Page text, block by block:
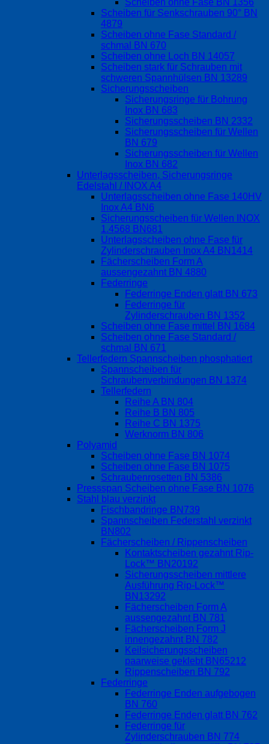
Scheiben für Senkschrauben 90° BN
4879
Scheiben ohne Fase Standard /
schmal BN 670
Scheiben ohne Loch BN 14057
Scheiben stark für Schrauben mit
schweren Spannhülsen BN 13289
Sicherungsscheiben
Sicherungsringe für Bohrung
Inox BN 683
Sicherungsscheiben BN 2332
Sicherungsscheiben für Wellen
BN 679
Sicherungsscheiben für Wellen
Inox BN 682
Unterlagsscheiben, Sicherungsringe
Edelstahl / INOX A4
Unterlagsscheiben ohne Fase 140HV
Inox A4 BN6
Sicherungsscheiben für Wellen INOX
1.4568 BN681
Unterlagsscheiben ohne Fase für
Zylinderschrauben Inox A4 BN1414
Fächerscheiben Form A
aussengezahnt BN 4880
Federringe
Federringe Enden glatt BN 673
Federringe für
Zylinderschrauben BN 1352
Scheiben ohne Fase mittel BN 1684
Scheiben ohne Fase Standard /
schmal BN 671
Tellerfedern Spannscheiben phosphatiert
Spannscheiben für
Schraubenverbindungen BN 1374
Tellerfedern
Reihe A BN 804
Reihe B BN 805
Reihe C BN 1375
Werknorm BN 806
Polyamid
Scheiben ohne Fase BN 1074
Scheiben ohne Fase BN 1075
Schraubenrosetten BN 5386
Pressspan Scheiben ohne Fase BN 1076
Stahl blau verzinkt
Fischbandringe BN739
Spannscheiben Federstahl verzinkt
BN802
Fächerscheiben / Rippenscheiben
Kontaktscheiben gezahnt Rip-
Lock™ BN20192
Sicherungsscheiben mittlere
Ausführung Rip-Lock™
BN13292
Fächerscheiben Form A
aussengezahnt BN 781
Fächerscheiben Form J
innengezahnt BN 782
Keilsicherungsscheiben
paarweise geklebt BN65212
Rippenscheiben BN 792
Federringe
Federringe Enden aufgebogen
BN 760
Federringe Enden glatt BN 762
Federringe für
Zylinderschrauben BN 774